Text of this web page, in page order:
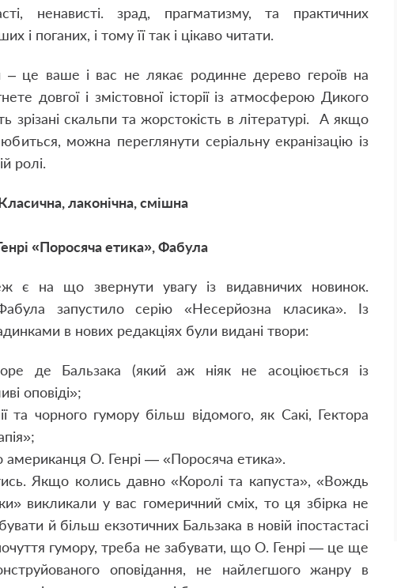
ненависті. зрад, прагматизму, та практичних
і поганих, і тому її так і цікаво читати.
– це ваше і вас не лякає родинне дерево героїв на
довгої і змістовної історії із атмосферою Дикого
зрізані скальпи та жорстокість в літературі. А якщо
можна переглянути серіальну екранізацію із
ролі.
лаконічна, смішна
«Поросяча етика», Фабула
є на що звернути увагу із видавничих новинок.
запустило серію «Несерйозна класика». Із
в нових редакціях були видані твори:
де Бальзака (який аж ніяк не асоціюється із
оповіді»;
та чорного гумору більш відомого, як Сакі, Гектора
американця О. Генрі — «Поросяча етика».
Якщо колись давно «Королі та капуста», «Вождь
викликали у вас гомеричний сміх, то ця збірка не
й більш екзотичних Бальзака в новій іпостастасі
гумору, треба не забувати, що О. Генрі — це ще
оповідання, не найлегшого жанру в